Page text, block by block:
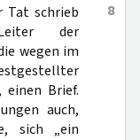
8
Tat schrieb
der
wegen im
einen Brief.
auch,
sich „ein